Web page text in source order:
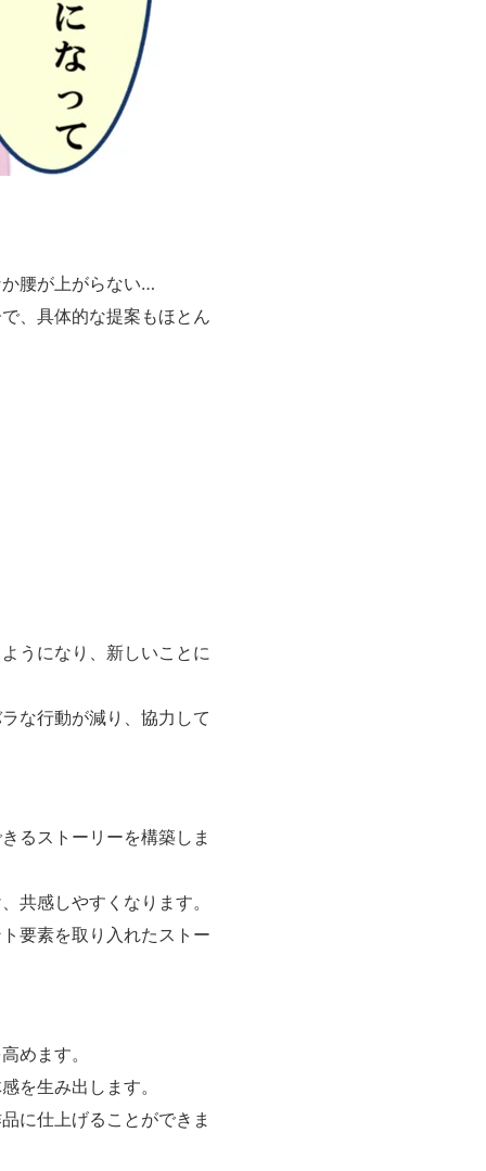
腰が上がらない…
、具体的な提案もほとん
うになり、新しいことに
な行動が減り、協力して
るストーリーを構築しま
共感しやすくなります。
要素を取り入れたストー
めます。
を生み出します。
に仕上げることができま